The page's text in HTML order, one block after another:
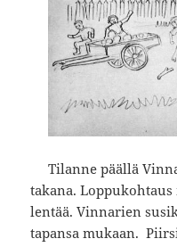
Tilanne päällä
takana.
lentää. Vinnarien s
tapansa mukaan.